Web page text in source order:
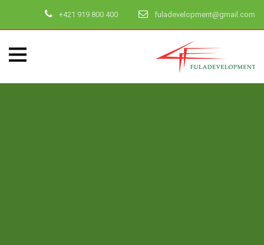
+421 919 800 400 fuladevelopment@gmail.com